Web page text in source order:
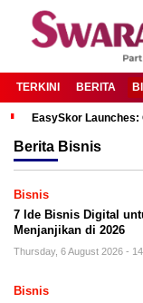
TERKINI BERITA
EasySkor
Berita Bisnis
Bisnis
7 Ide Bisnis Digital
Menjanjikan di 2026
Thursday, 6 August 2026 -
Bisnis